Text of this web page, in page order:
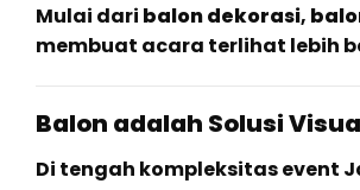
Mulai dari balon dekorasi,
membuat acara terlihat lebih
Balon adalah Solusi
Di tengah kompleksitas event